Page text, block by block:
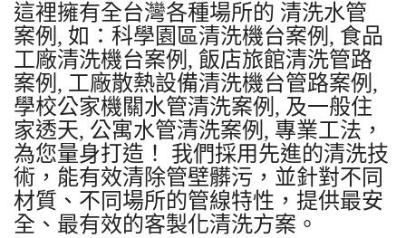
這裡擁有全台灣各種場所的 清洗水管
案例, 如：科學園區清洗機台案例, 食品
工廠清洗機台案例, 飯店旅館清洗管路
案例, 工廠散熱設備清洗機台管路案例,
學校公家機關水管清洗案例, 及一般住
家透天, 公寓水管清洗案例, 專業工法，
為您量身打造！ 我們採用先進的清洗技
術，能有效清除管壁髒污，並針對不同
材質、不同場所的管線特性，提供最安
全、最有效的客製化清洗方案。